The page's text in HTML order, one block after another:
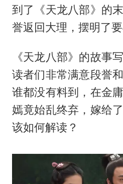
到了《天龙八部》的
誉返回大理，摆明了
《天龙八部》的故事
读者们非常满意段誉
谁都没有料到，在金
嫣竟始乱终弃，嫁给
该如何解读？